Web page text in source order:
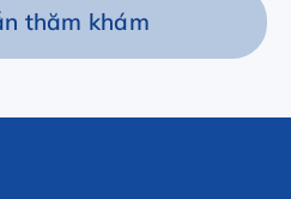
thăm khám